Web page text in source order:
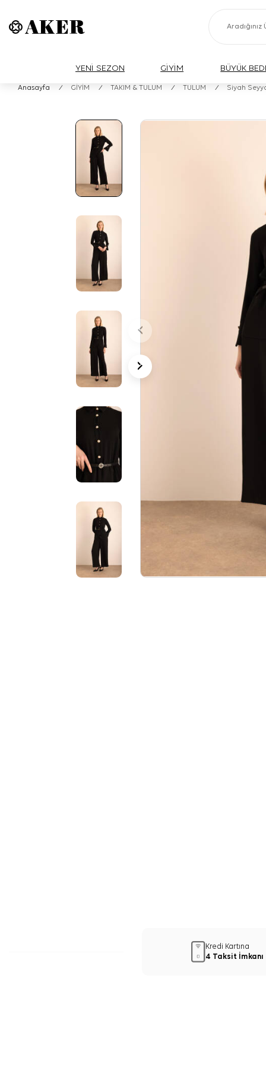
YENİ SEZON GİYİM BÜYÜK
Anasayfa / GİYİM / TAKIM & TULUM / TULUM / Siyah
Kredi Kartına
4 Taksit İmkanı